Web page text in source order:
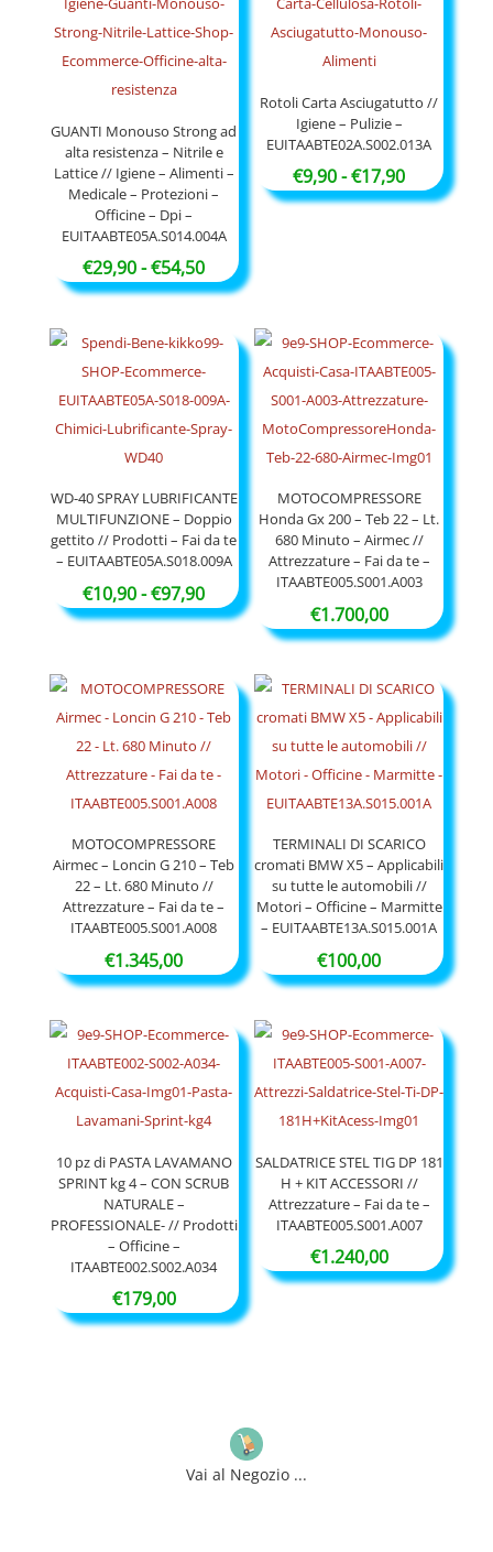
a
€54,00
€17,90
a
GUANTI Monouso Strong ad
alta resistenza – Nitrile e
Lattice // Igiene – Alimenti –
Medicale – Protezioni –
Officine – Dpi –
EUITAABTE05A.S014.004A
€29,90-€54,50Fascia
di
prezzo:
da
€29,90
a
€54,50
Rotoli Carta Asciugatutto //
Igiene – Pulizie –
EUITAABTE02A.S002.013A
€9,90-€17,90Fascia
di
€17,90
WD-40 SPRAY LUBRIFICANTE
MULTIFUNZIONE – Doppio
gettito // Prodotti – Fai da te
– EUITAABTE05A.S018.009A
€10,90-€97,90Fascia
di
da
€10,90
a
€97,90
MOTOCOMPRESSORE
Honda Gx 200 – Teb 22 – Lt.
680 Minuto – Airmec //
Attrezzature – Fai da te –
ITAABTE005.S001.A003
€1.700,00
MOTOCOMPRESSORE
Airmec – Loncin G 210 – Teb
22 – Lt. 680 Minuto //
Attrezzature – Fai da te –
ITAABTE005.S001.A008
€1.345,00
TERMINALI DI SCARICO
cromati BMW X5 – Applicabili
su tutte le automobili //
Motori – Officine – Marmitte
– EUITAABTE13A.S015.001A
€100,00
10 pz di PASTA LAVAMANO
SPRINT kg 4 – CON SCRUB
NATURALE –
PROFESSIONALE- // Prodotti
– Officine –
ITAABTE002.S002.A034
€179,00
SALDATRICE STEL TIG DP 181
H + KIT ACCESSORI //
Attrezzature – Fai da te –
ITAABTE005.S001.A007
€1.240,00
Vai al Negozio ...